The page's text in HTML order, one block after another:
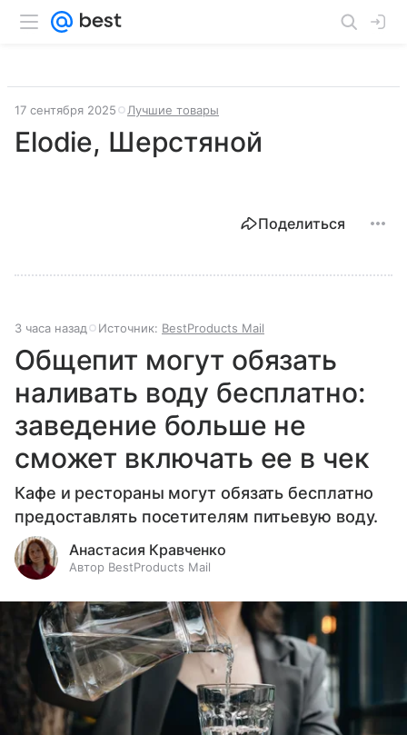
17 сентября 2025 Лучшие товары
Elodie, Шерстяной
Поделиться
3 часа назад Источник: BestProducts Mail
Общепит могут обязать
наливать воду бесплатно:
заведение больше не
сможет включать ее в чек
Кафе и рестораны могут обязать бесплатно
предоставлять посетителям питьевую воду.
Анастасия Кравченко
Автор BestProducts Mail